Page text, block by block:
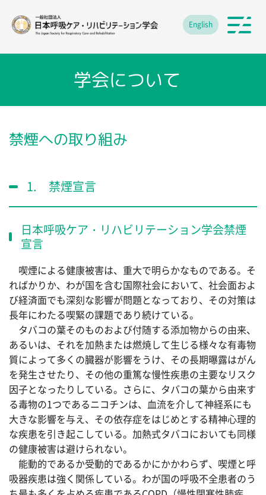
English
学会について
禁煙への取り組み
1. 禁煙宣言
日本呼吸ケア・リハビリテーション学会禁煙
宣言
喫煙による健康被害は、重大で明らかなものである。そ
ればかりか、わが国を含む国際社会において、社会面およ
び経済面でも深刻な影響が問題となっており、その対策は
長年にわたる喫緊の課題であり続けている。
タバコの葉そのものおよび付随する添加物からの由来、
あるいは、それを加熱または燃焼して生じる様々な有毒物
質によって多くの臓器が影響をうけ、その長期曝露はがん
を発生させたり、その他の重篤な慢性疾患の主要なリスク
因子となったりしている。さらに、タバコの葉から由来す
る毒物の1つであるニコチンは、血流を介して神経系にも
大きな影響を与え、その依存症をはじめとする精神心理的
な疾患を引き起こしている。加熱式タバコにおいても同様
の健康被害は避けられない。
能動的であるか受動的であるかにかかわらず、喫煙と呼
吸器疾患は強く関係している。わが国の呼吸不全患者のう